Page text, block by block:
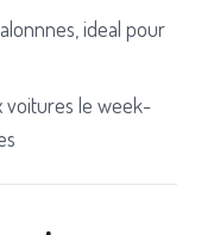
ideal pour
voitures le week-